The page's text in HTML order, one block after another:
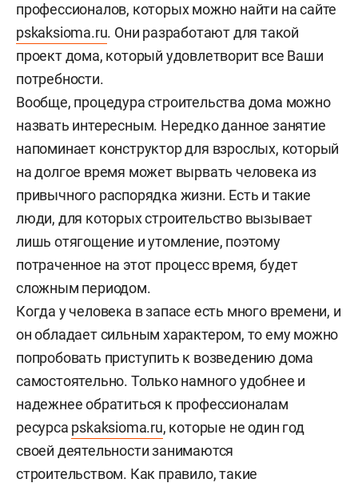
профессионалов, которых можно найти на сайте
pskaksioma.ru. Они разработают для такой
проект дома, который удовлетворит все Ваши
потребности.
Вообще, процедура строительства дома можно
назвать интересным. Нередко данное занятие
напоминает конструктор для взрослых, который
на долгое время может вырвать человека из
привычного распорядка жизни. Есть и такие
люди, для которых строительство вызывает
лишь отягощение и утомление, поэтому
потраченное на этот процесс время, будет
сложным периодом.
Когда у человека в запасе есть много времени, и
он обладает сильным характером, то ему можно
попробовать приступить к возведению дома
самостоятельно. Только намного удобнее и
надежнее обратиться к профессионалам
ресурса pskaksioma.ru, которые не один год
своей деятельности занимаются
строительством. Как правило, такие